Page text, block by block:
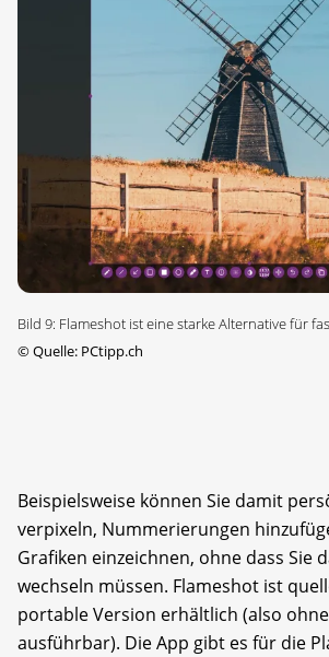
Bild 9: Flameshot ist eine starke Alternative für
©Quelle: PCtipp.ch
Beispielsweise können Sie damit
verpixeln, Nummerierungen
Grafiken einzeichnen, ohne dass Sie
wechseln müssen. Flameshot ist
portable Version erhältlich (also
ausführbar). Die App gibt es für die